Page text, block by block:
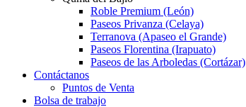
Roble Premium (León)
Paseos Privanza (Celaya)
Terranova (Apaseo el Grande)
Paseos Florentina (Irapuato)
Paseos de las Arboledas (Cortázar)
Contáctanos
Puntos de Venta
Bolsa de trabajo